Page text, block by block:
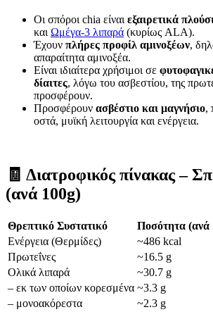
Οι σπόροι chia είναι εξαιρετικά
και Ωμέγα-3 λιπαρά (κυρίως ALA).
Έχουν πλήρες προφίλ αμινοξέων,
απαραίτητα αμινοξέα.
Είναι ιδιαίτερα χρήσιμοι σε
δίαιτες, λόγω του ασβεστίου, της
προσφέρουν.
Προσφέρουν ασβέστιο και μαγνήσιο,
οστά, μυϊκή λειτουργία και ενέργεια.
🧾 Διατροφικός πίνακας –
(ανά 100g)
Θρεπτικό Συστατικό
Ποσότητα (ανά
Ενέργεια (Θερμίδες)
~486 kcal
Πρωτεΐνες
~16.5 g
Ολικά λιπαρά
~30.7 g
– εκ των οποίων κορεσμένα ~3.3 g
– μονοακόρεστα
~2.3 g